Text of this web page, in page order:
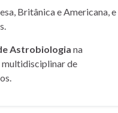
Britânica e Americana, e
Astrobiologia na
multidisciplinar de